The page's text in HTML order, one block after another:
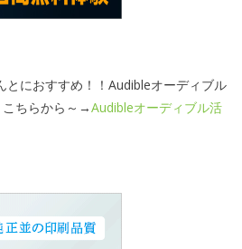
とにおすすめ！！Audibleオーディブル
ちらから～→Audibleオーディブル活